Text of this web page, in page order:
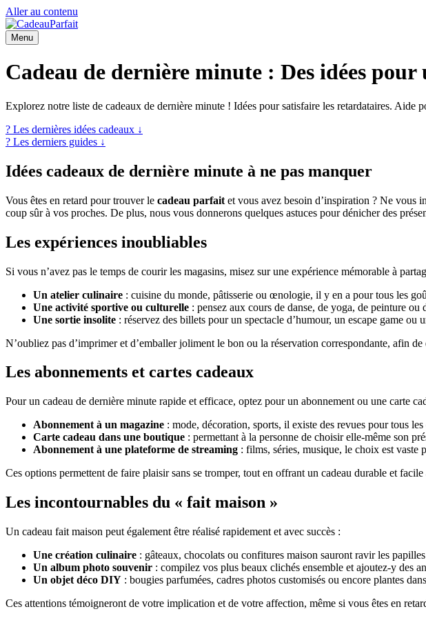
Aller au contenu
Menu
Cadeau de dernière minute : Des idées
Explorez notre liste de cadeaux de dernière minute ! Idées pour satisfaire les retardataires. Aide
? Les dernières idées cadeaux ↓
? Les derniers guides ↓
Idées cadeaux de dernière minute à ne pas manquer
Vous êtes en retard pour trouver le cadeau parfait et vous avez besoin d’inspiration ? Ne vous
coup sûr à vos proches. De plus, nous vous donnerons quelques astuces pour dénicher des
Les expériences inoubliables
Si vous n’avez pas le temps de courir les magasins, misez sur une expérience mémorable à
Un atelier culinaire : cuisine du monde, pâtisserie ou œnologie, il y en a pour tous les
Une activité sportive ou culturelle : pensez aux cours de danse, de yoga, de peinture ou
Une sortie insolite : réservez des billets pour un spectacle d’humour, un escape game ou
N’oubliez pas d’imprimer et d’emballer joliment le bon ou la réservation correspondante, afin de
Les abonnements et cartes cadeaux
Pour un cadeau de dernière minute rapide et efficace, optez pour un abonnement ou une carte
Abonnement à un magazine : mode, décoration, sports, il existe des revues pour tous les
Carte cadeau dans une boutique : permettant à la personne de choisir elle-même son
Abonnement à une plateforme de streaming : films, séries, musique, le choix est vaste
Ces options permettent de faire plaisir sans se tromper, tout en offrant un cadeau durable et
Les incontournables du « fait maison »
Un cadeau fait maison peut également être réalisé rapidement et avec succès :
Une création culinaire : gâteaux, chocolats ou confitures maison sauront ravir les
Un album photo souvenir : compilez vos plus beaux clichés ensemble et ajoutez-y des
Un objet déco DIY : bougies parfumées, cadres photos customisés ou encore plantes
Ces attentions témoigneront de votre implication et de votre affection, même si vous êtes en